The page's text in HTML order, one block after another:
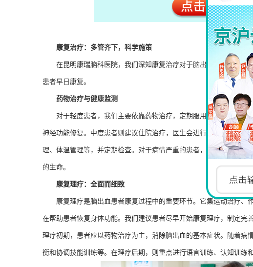
康复治疗：多管齐下，科学施策
在昆明康瑞脑科医院，我们深知康复治疗对于脑出血后遗症患者
患者早日康复。
药物治疗与健康监测
对于轻度患者，我们主要依靠药物治疗，定期服用降压、降脂等
神经功能修复。中度患者则建议住院治疗，医生会进行全面的健康监
理、体温管理等，并定期检查。对于病情严重的患者，我们会及时开
的生命。
康复理疗：全面而细致
康复理疗是脑出血患者康复过程中的重要环节。它集运动治疗、
在帮助患者恢复身体功能。我们建议患者尽早开始康复理疗，制定完
理疗初期，患者应以药物治疗为主，消除脑出血的基本症状。随着病
衡和协调技能训练等。在理疗后期，则重点进行语言训练、认知训练